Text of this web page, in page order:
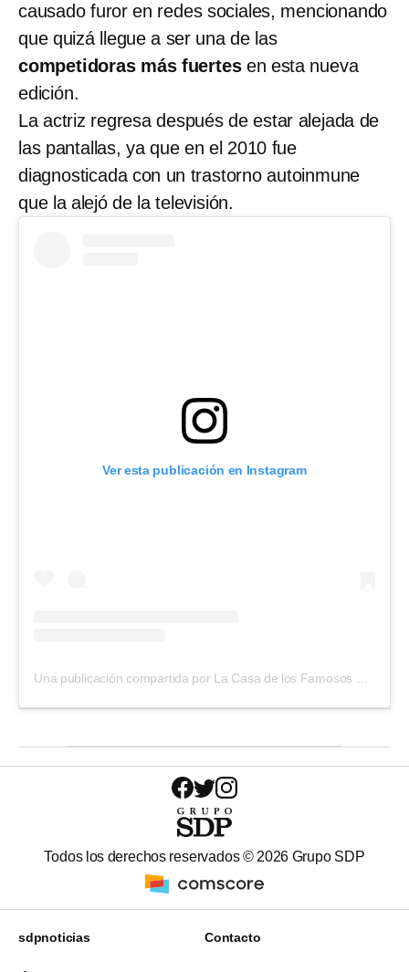
causado furor en redes sociales, mencionando
que quizá llegue a ser una de las
competidoras más fuertesen esta nueva
edición.
La actriz regresa después de estar alejada de
las pantallas, ya que en el 2010 fue
diagnosticada con un trastorno autoinmune
que la alejó de la televisión.
Ver esta publicación en Instagram
Una publicación compartida por La Casa de los Famosos México (@lacasafamososmx)
Todos los derechos reservados © 2026 Grupo SDP
sdpnoticias Contacto